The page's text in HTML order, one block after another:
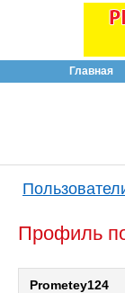
Главная
Профиль
Prometey124